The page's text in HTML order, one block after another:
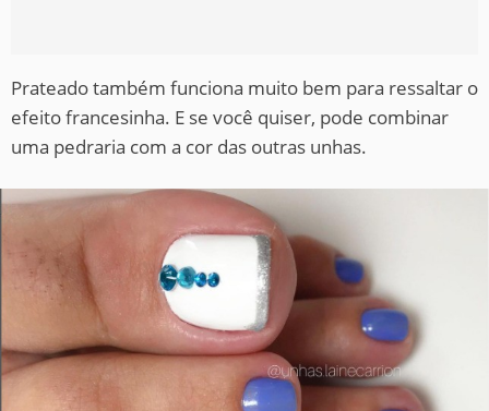
Prateado também funciona muito bem para ressaltar o
efeito francesinha. E se você quiser, pode combinar
uma pedraria com a cor das outras unhas.